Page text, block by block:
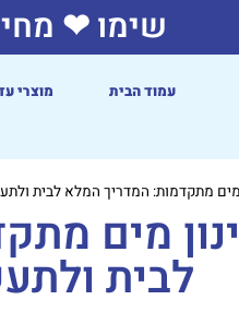
שימו ❤
עמוד הבית מוצרי
מים מתקדמות: המדריך המלא לבית
מים
לבית